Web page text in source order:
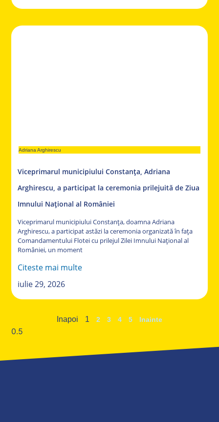
Adriana Arghirescu
Viceprimarul municipiului Constanța, Adriana
Arghirescu, a participat la ceremonia prilejuită de Ziua
Imnului Național al României
Viceprimarul municipiului Constanța, doamna Adriana
Arghirescu, a participat astăzi la ceremonia organizată în fața
Comandamentului Flotei cu prilejul Zilei Imnului Național al
României, un moment
Citeste mai multe
iulie 29, 2026
Inapoi 1 2 3 4 5 Inainte